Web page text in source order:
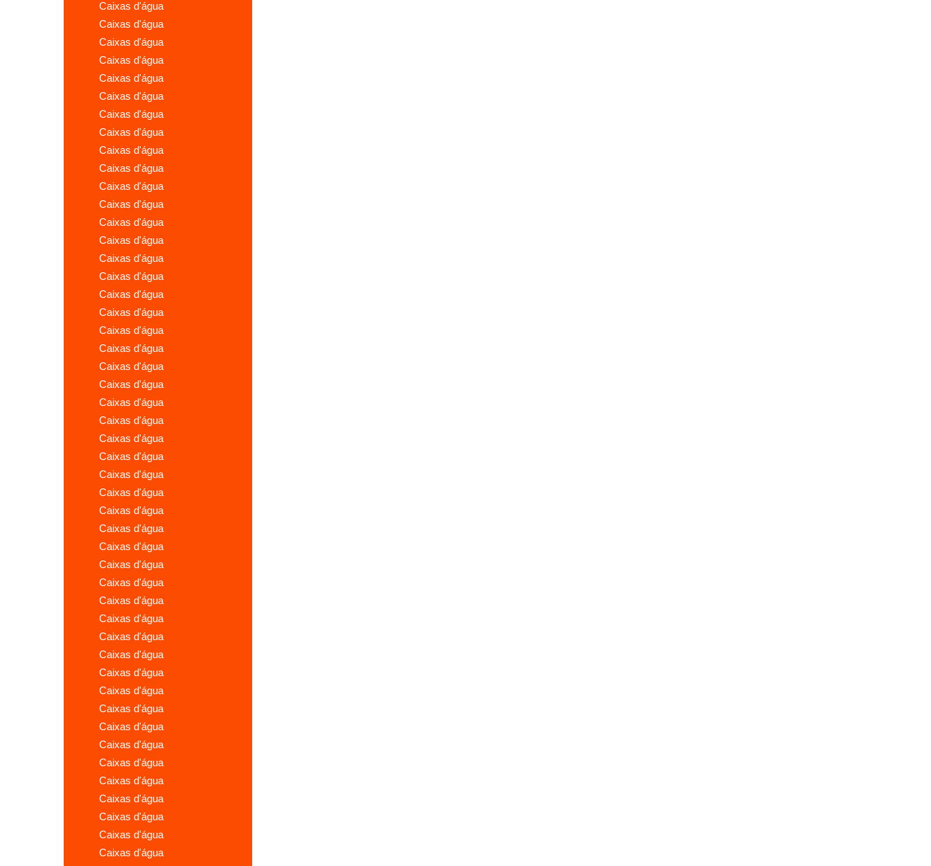
caixas d'água
caixas d'água
caixas d'água
caixas d'água
caixas d'água
caixas d'água
caixas d'água
caixas d'água
caixas d'água
caixas d'água
caixas d'água
caixas d'água
caixas d'água
caixas d'água
caixas d'água
caixas d'água
caixas d'água
caixas d'água
caixas d'água
caixas d'água
caixas d'água
caixas d'água
caixas d'água
caixas d'água
caixas d'água
caixas d'água
caixas d'água
caixas d'água
caixas d'água
caixas d'água
caixas d'água
caixas d'água
caixas d'água
caixas d'água
caixas d'água
caixas d'água
caixas d'água
caixas d'água
caixas d'água
caixas d'água
caixas d'água
caixas d'água
caixas d'água
caixas d'água
caixas d'água
caixas d'água
caixas d'água
caixas d'água